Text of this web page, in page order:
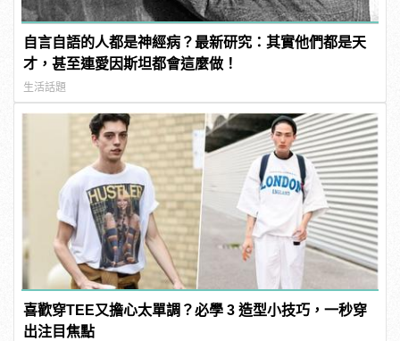
自言自語的人都是神經病？最新研究：其實他們都是天
才，甚至連愛因斯坦都會這麼做！
生活話題
喜歡穿TEE又擔心太單調？必學 3 造型小技巧，一秒穿
出注目焦點